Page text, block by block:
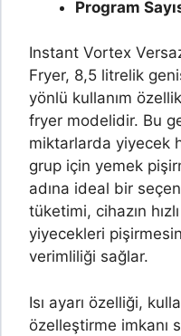
Program
Instant Vortex
Fryer, 8,5 litrelik
yönlü kullanım
fryer modelidir. Bu
miktarlarda yiyecek
grup için yemek
adına ideal bir
tüketimi, cihazın
yiyecekleri
verimliliği sağlar.
Isı ayarı özelliği,
özelleştirme imkanı